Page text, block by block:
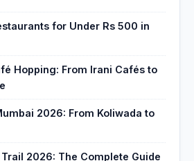
for Under Rs 500 in
Hopping: From Irani Cafés to
2026: From Koliwada to
2026: The Complete Guide